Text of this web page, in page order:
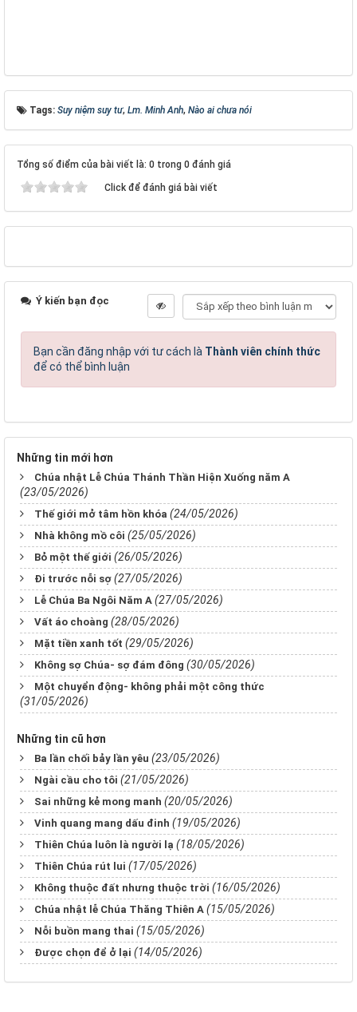
Tags: Suy niệm suy tư, Lm. Minh Anh, Nào ai chưa nói
Tổng số điểm của bài viết là: 0 trong 0 đánh giá
Click để đánh giá bài viết
Ý kiến bạn đọc
Bạn cần đăng nhập với tư cách là Thành viên chính thức
để có thể bình luận
Những tin mới hơn
Chúa nhật Lễ Chúa Thánh Thần Hiện Xuống năm A
(23/05/2026)
Thế giới mở tâm hồn khóa (24/05/2026)
Nhà không mồ côi (25/05/2026)
Bỏ một thế giới (26/05/2026)
Đi trước nỗi sợ (27/05/2026)
Lễ Chúa Ba Ngôi Năm A (27/05/2026)
Vất áo choàng (28/05/2026)
Mặt tiền xanh tốt (29/05/2026)
Không sợ Chúa- sợ đám đông (30/05/2026)
Một chuyển động- không phải một công thức
(31/05/2026)
Những tin cũ hơn
Ba lần chối bảy lần yêu (23/05/2026)
Ngài cầu cho tôi (21/05/2026)
Sai những kẻ mong manh (20/05/2026)
Vinh quang mang dấu đinh (19/05/2026)
Thiên Chúa luôn là người lạ (18/05/2026)
Thiên Chúa rút lui (17/05/2026)
Không thuộc đất nhưng thuộc trời (16/05/2026)
Chúa nhật lễ Chúa Thăng Thiên A (15/05/2026)
Nỗi buồn mang thai (15/05/2026)
Được chọn để ở lại (14/05/2026)